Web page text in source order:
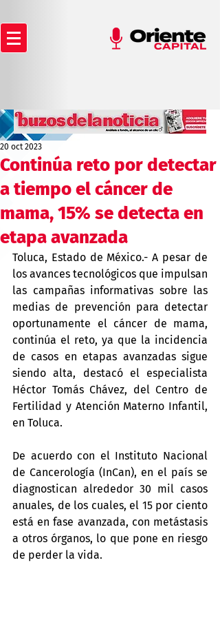
Continúa reto por detectar
a tiempo el cáncer de
mama, 15% se detecta en
etapa avanzada
20 oct 2023
Toluca, Estado de México.- A pesar de
los avances tecnológicos que impulsan
las campañas informativas sobre las
medias de prevención para detectar
oportunamente el cáncer de mama,
continúa el reto, ya que la incidencia
de casos en etapas avanzadas sigue
siendo alta, destacó el especialista
Héctor Tomás Chávez, del Centro de
Fertilidad y Atención Materno Infantil,
en Toluca.
De acuerdo con el Instituto Nacional
de Cancerología (InCan), en el país se
diagnostican alrededor 30 mil casos
anuales, de los cuales, el 15 por ciento
está en fase avanzada, con metástasis
a otros órganos, lo que pone en riesgo
de perder la vida.